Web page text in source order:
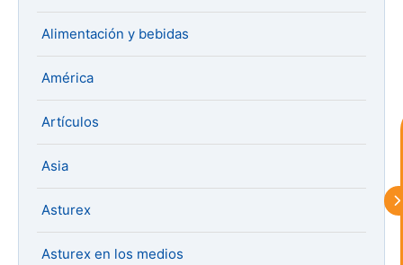
Alimentación y bebidas
América
Artículos
Asia
Asturex
Asturex en los medios
astu
exportar importa
¡Hola, soy Astu
Estoy aquí para
ayudarte con la internacionalización de
eventos y actividades que lleva a cabo
Asturex.
Al continuar con la Conversación,